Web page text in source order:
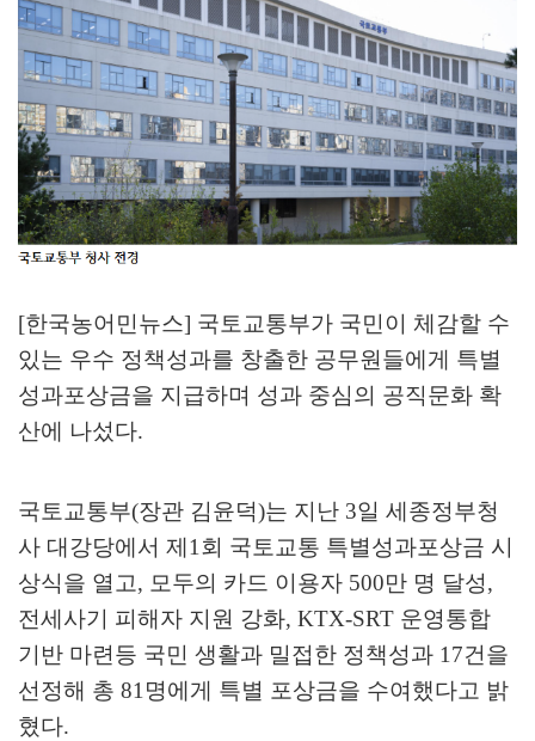
[한국농어민뉴스] 국토교통부가 국민이 체감할 수
있는 우수 정책성과를 창출한 공무원들에게 특별
성과포상금을 지급하며 성과 중심의 공직문화 확
산에 나섰다.
국토교통부(장관 김윤덕)는 지난 3일 세종정부청
사 대강당에서 제 1회 국토교통 특별성과포상금 시
상식을 열고, 모두의 카드 이용자 500만 명 달성,
전세사기 피해자 지원 강화, KTX-SRT 운영통합
기반 마련등 국민 생활과 밀접한 정책성과 17건을
선정해 총 81명에게 특별 포상금을 수여했다고 밝
혔다.